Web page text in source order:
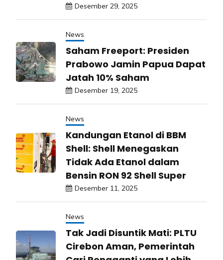
Desember 29, 2025
News
Saham Freeport: Presiden
Prabowo Jamin Papua Dapat
Jatah 10% Saham
Desember 19, 2025
News
Kandungan Etanol di BBM
Shell: Shell Menegaskan
Tidak Ada Etanol dalam
Bensin RON 92 Shell Super
Desember 11, 2025
News
Tak Jadi Disuntik Mati: PLTU
Cirebon Aman, Pemerintah